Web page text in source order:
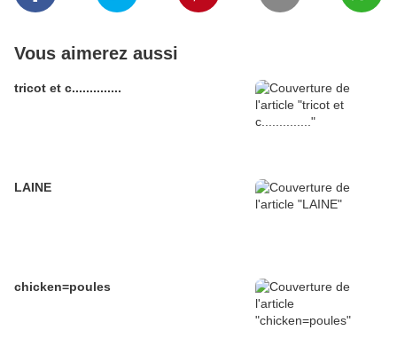
Vous aimerez aussi
tricot et c..............
LAINE
chicken=poules